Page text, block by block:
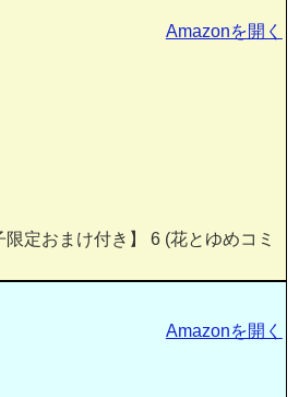
定おまけ付き】 6 (花とゆめコミ
Amazonを開く
Amazonを開く